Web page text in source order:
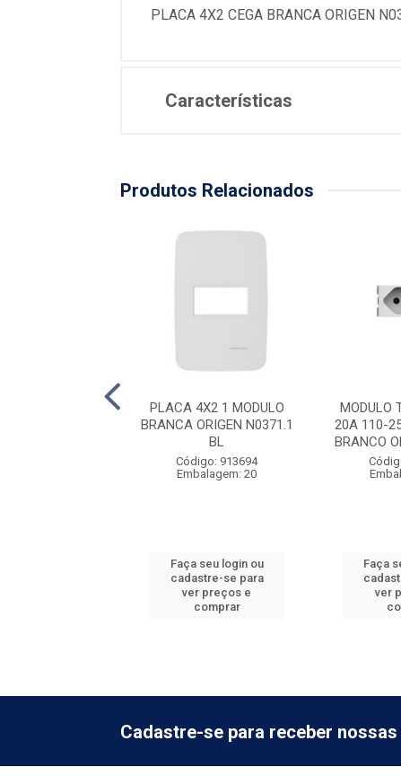
PLACA 4X2 CEGA BRANCA ORIGEN
Características
Produtos Relacionados
PLACA 4X2 1 MODULO
BRANCA ORIGEN N0371.1
BL
Código: 913694
Embalagem: 20
Faça seu login ou
cadastre-se para
ver preços e
comprar
MODULO
20A 110-
BRANCO
Faça
ver
Cadastre-se para receber